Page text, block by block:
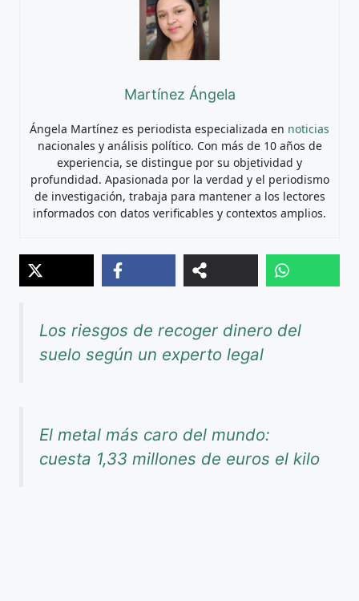
Martínez Ángela
Ángela Martínez es periodista especializada en noticias
nacionales y análisis político. Con más de 10 años de
experiencia, se distingue por su objetividad y
profundidad. Apasionada por la verdad y el periodismo
de investigación, trabaja para mantener a los lectores
informados con datos verificables y contextos amplios.
Los riesgos de recoger dinero del
suelo según un experto legal
El metal más caro del mundo:
cuesta 1,33 millones de euros el kilo